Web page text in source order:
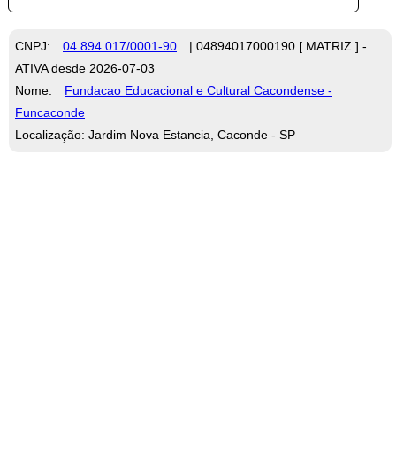
CNPJ: 04.894.017/0001-90
| 04894017000190 [ MATRIZ ] -
ATIVA desde 2026-07-03
Nome:
Fundacao Educacional e Cultural Cacondense -
Funcaconde
Localização: Jardim Nova Estancia, Caconde - SP